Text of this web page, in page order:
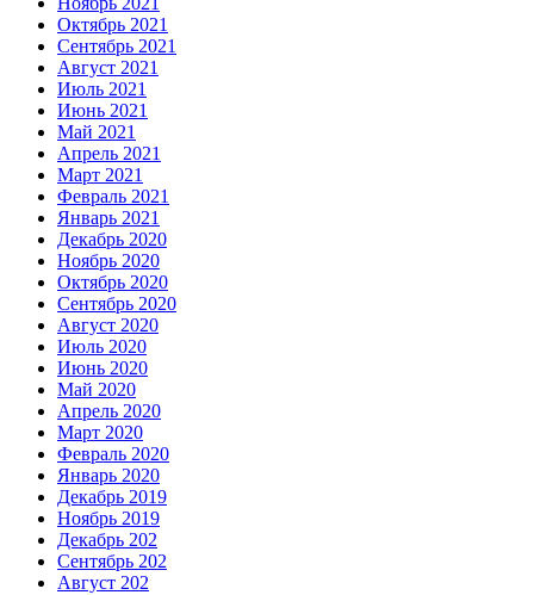
Октябрь 2021
Сентябрь 2021
Август 2021
Июль 2021
Июнь 2021
Май 2021
Апрель 2021
Март 2021
Февраль 2021
Январь 2021
Декабрь 2020
Ноябрь 2020
Октябрь 2020
Сентябрь 2020
Август 2020
Июль 2020
Июнь 2020
Май 2020
Апрель 2020
Март 2020
Февраль 2020
Январь 2020
Декабрь 2019
Ноябрь 2019
Декабрь 202
Сентябрь 202
Август 202